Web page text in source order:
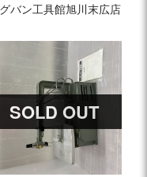
バン工具館旭川末広店
SOLD OUT